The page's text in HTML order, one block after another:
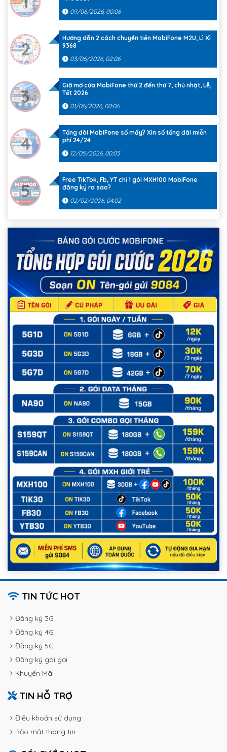
09/06/2026, 00:06
2
Hướng dẫn 2 cách chuyển tiền MobiFone M2U, Lì Xì
9368
03/06/2026, 02:06
3
Giờ mở cửa MobiFone thứ 2 đến thứ 7, chủ nhật, Lễ,
Tết 2026
01/06/2026, 00:06
4
Tổng đài MobiFone số mấy? Xin số tổng đài miễn
phí 24/24
12/05/2026, 00:05
5
Free TikTok, Fb, YT chỉ 1 gói MXH100 MobiFone
đăng ký ra sao?
02/02/2026, 04:02
TIN TỨC HOT
Đăng ký 3G
Đăng ký 4G
Đăng ký 5G
Đăng ký gói gọi
Khuyến Mãi
TIN HỖ TRỢ
Điều khoản sử dụng
Bảo mật thông tin